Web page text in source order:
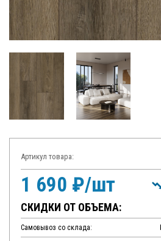
Артикул товара:
1 690 ₽/шт
СКИДКИ ОТ ОБЪЕМА:
Самовывоз со склада: